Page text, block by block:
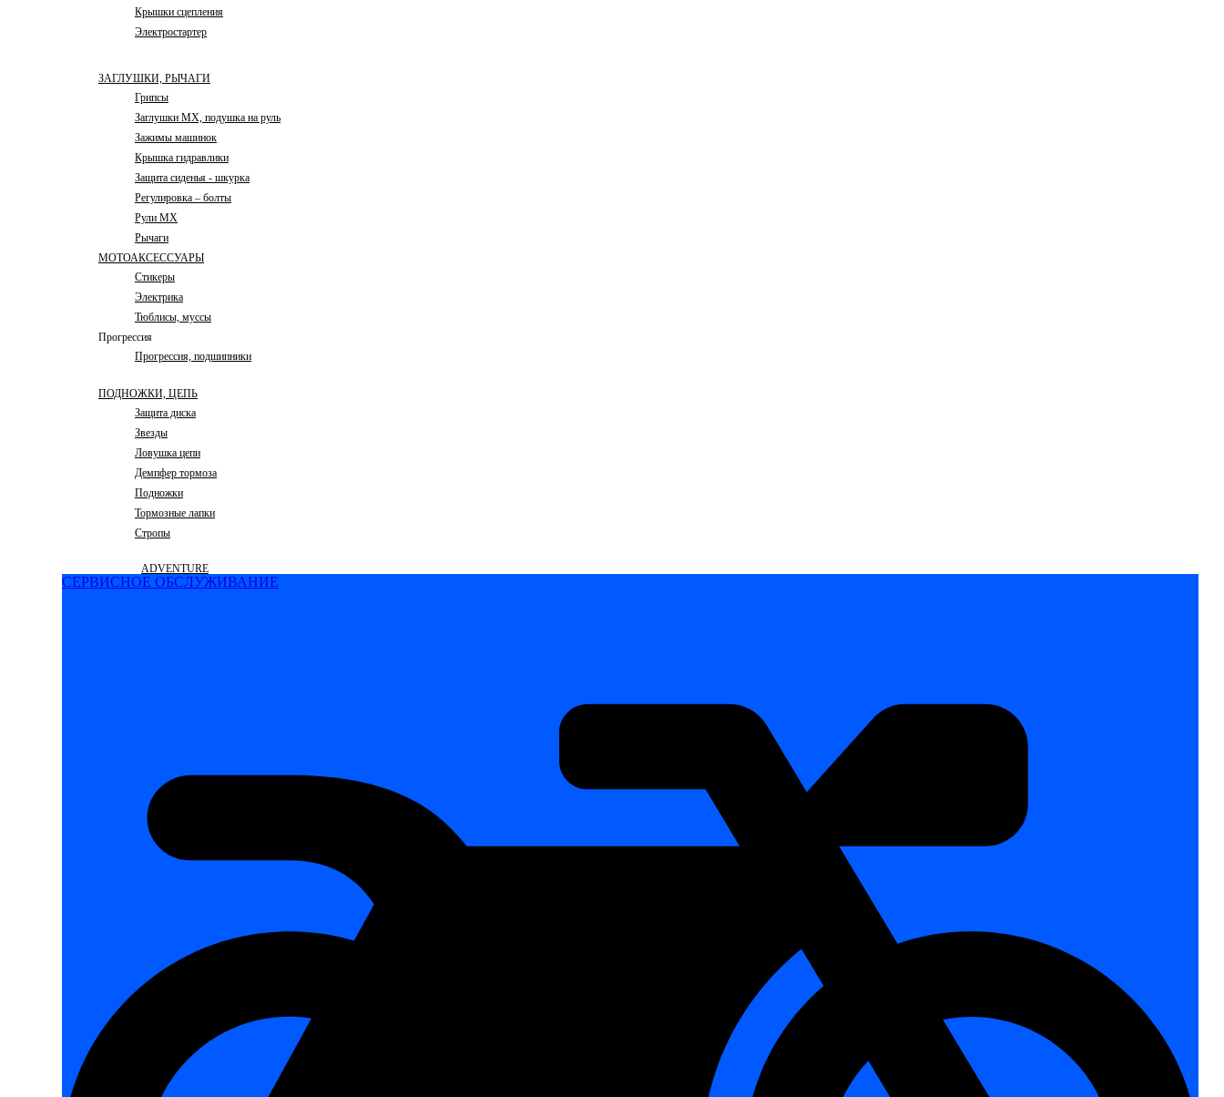
Крышки сцепления
Электростартер
ЗАГЛУШКИ, РЫЧАГИ
Грипсы
Заглушки MX, подушка на руль
Зажимы машинок
Крышка гидравлики
Защита сиденья - шкурка
Регулировка – болты
Рули MX
Рычаги
МОТОАКСЕССУАРЫ
Стикеры
Электрика
Тюблисы, муссы
Прогрессия
Прогрессия, подшипники
ПОДНОЖКИ, ЦЕПЬ
Защита диска
Звезды
Ловушка цепи
Демпфер тормоза
Подножки
Тормозные лапки
Стропы
ADVENTURE
СЕРВИСНОЕ ОБСЛУЖИВАНИЕ